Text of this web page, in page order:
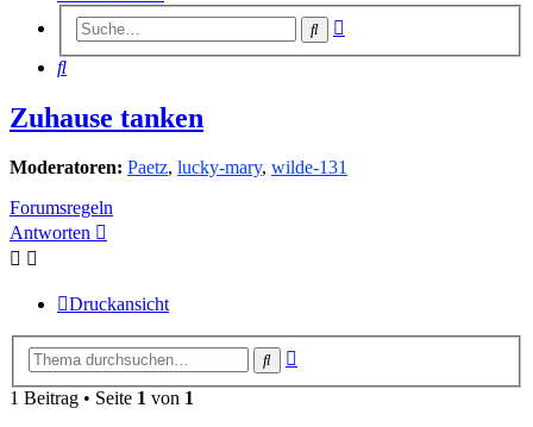
Suche
Suche
Zuhause tanken
Moderatoren: Paetz, lucky-mary, wilde-131
Forumsregeln
Antworten
Druckansicht
Suche
1 Beitrag • Seite 1 von 1